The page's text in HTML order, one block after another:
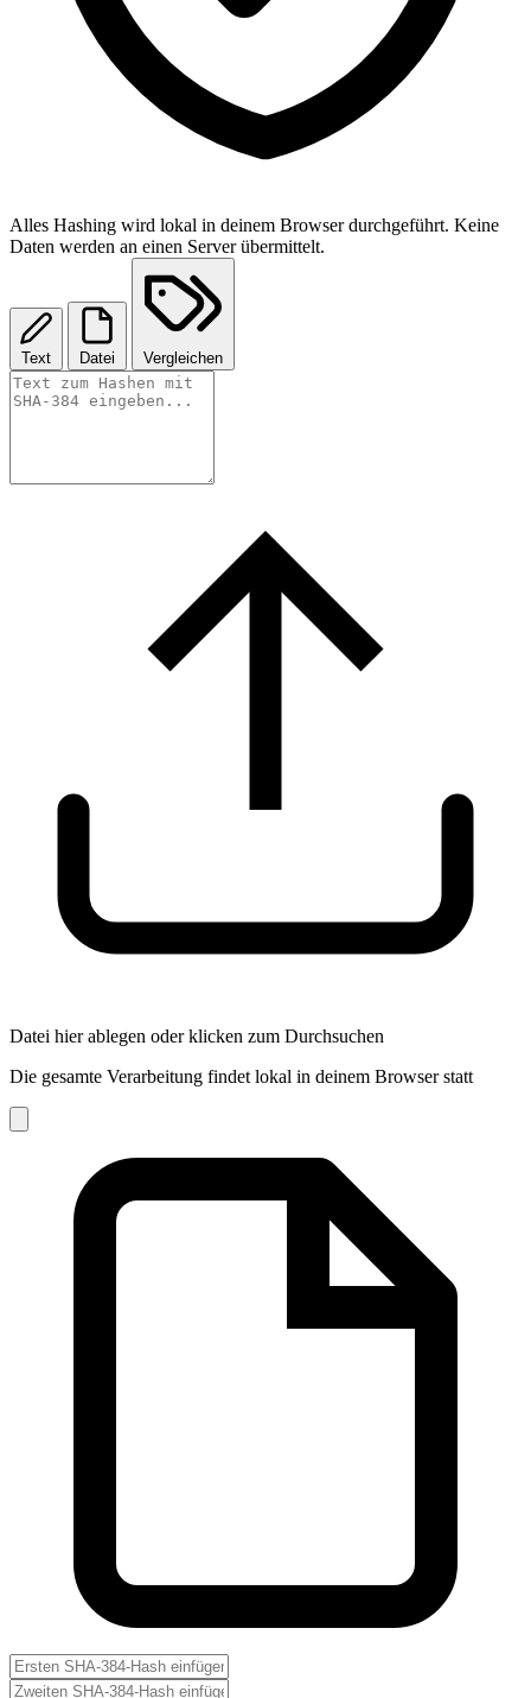
Alles Hashing wird lokal in deinem Browser durchgeführt. Keine
Daten werden an einen Server übermittelt.
Text Datei Vergleichen
Datei hier ablegen oder klicken zum Durchsuchen
Die gesamte Verarbeitung findet lokal in deinem Browser statt